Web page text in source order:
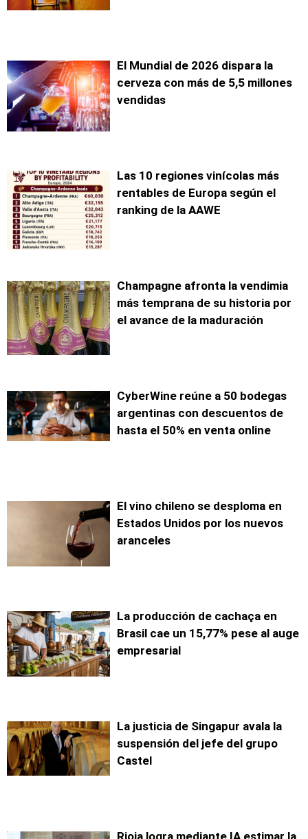
El Mundial de 2026 dispara la
cerveza con más de 5,5 millones
vendidas
Las 10 regiones vinícolas más
rentables de Europa según el
ranking de la AAWE
Champagne afronta la vendimia
más temprana de su historia por
el avance de la maduración
CyberWine reúne a 50 bodegas
argentinas con descuentos de
hasta el 50% en venta online
El vino chileno se desploma en
Estados Unidos por los nuevos
aranceles
La producción de cachaça en
Brasil cae un 15,77% pese al auge
empresarial
La justicia de Singapur avala la
suspensión del jefe del grupo
Castel